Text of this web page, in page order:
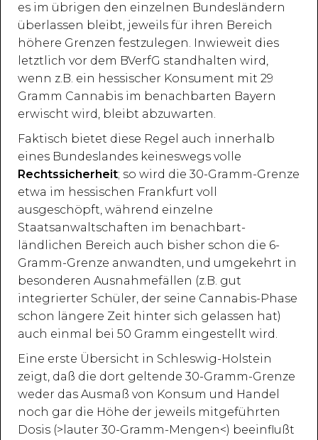
es im übrigen den einzelnen Bundesländern
überlassen bleibt, jeweils für ihren Bereich
höhere Grenzen festzulegen. Inwieweit dies
letztlich vor dem BVerfG standhalten wird,
wenn z.B. ein hessischer Konsument mit 29
Gramm Cannabis im benachbarten Bayern
erwischt wird, bleibt abzuwarten.
Faktisch bietet diese Regel auch innerhalb
eines Bundeslandes keineswegs volle
Rechtssicherheit; so wird die 30-Gramm-Grenze
etwa im hessischen Frankfurt voll
ausgeschöpft, während einzelne
Staatsanwaltschaften im benachbart-
ländlichen Bereich auch bisher schon die 6-
Gramm-Grenze anwandten, und umgekehrt in
besonderen Ausnahmefällen (z.B. gut
integrierter Schüler, der seine Cannabis-Phase
schon längere Zeit hinter sich gelassen hat)
auch einmal bei 50 Gramm eingestellt wird.
Eine erste Übersicht in Schleswig-Holstein
zeigt, daß die dort geltende 30-Gramm-Grenze
weder das Ausmaß von Konsum und Handel
noch gar die Höhe der jeweils mitgeführten
Dosis (>lauter 30-Gramm-Mengen<) beeinflußt